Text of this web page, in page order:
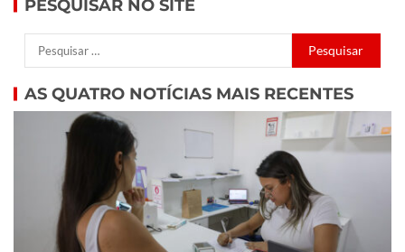
PESQUISAR NO SITE
AS QUATRO NOTÍCIAS MAIS RECENTES